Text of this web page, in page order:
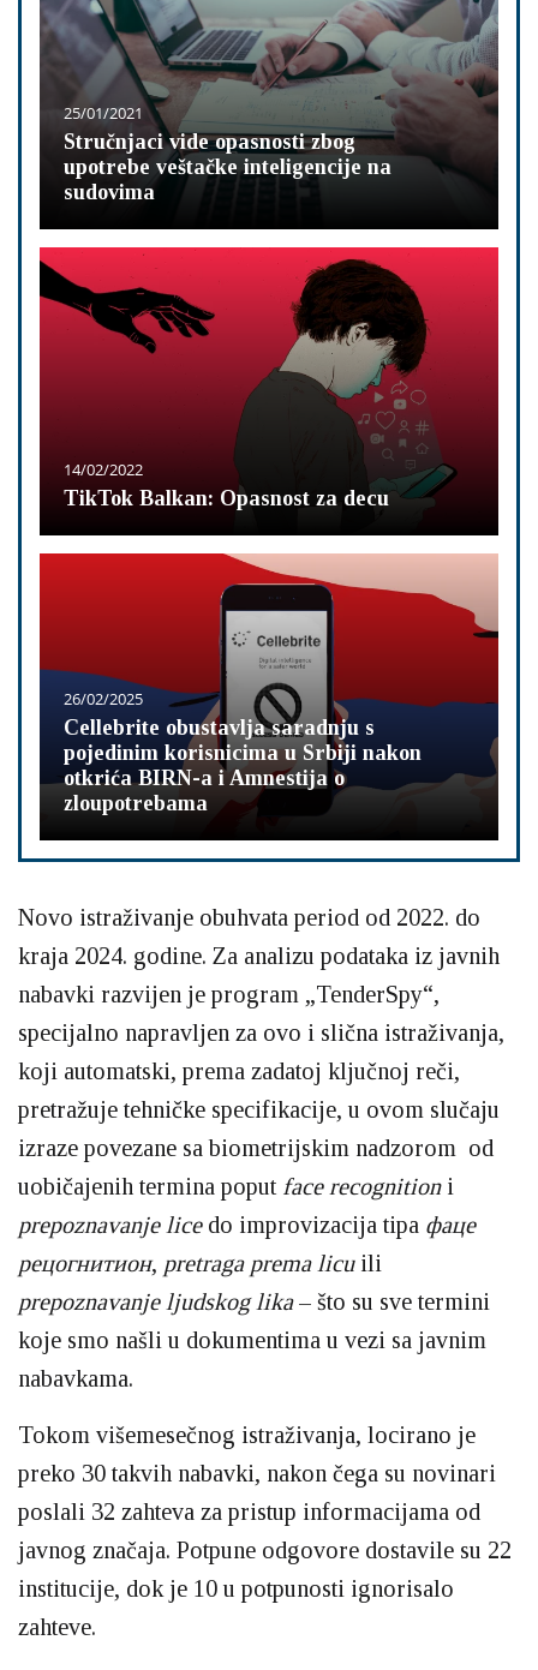
25/01/2021
Stručnjaci vide opasnosti zbog
upotrebe veštačke inteligencije na
sudovima
14/02/2022
TikTok Balkan: Opasnost za decu
26/02/2025
Cellebrite obustavlja saradnju s
pojedinim korisnicima u Srbiji nakon
otkrića BIRN-a i Amnestija o
zloupotrebama
Novo istraživanje obuhvata period od 2022. do
kraja 2024. godine. Za analizu podataka iz javnih
nabavki razvijen je program „TenderSpy“,
specijalno napravljen za ovo i slična istraživanja,
koji automatski, prema zadatoj ključnoj reči,
pretražuje tehničke specifikacije, u ovom slučaju
izraze povezane sa biometrijskim nadzorom od
uobičajenih termina poput face recognitioni
prepoznavanje licedo improvizacija tipa фаце
рецогнитион, pretraga prema licuili
prepoznavanje ljudskog lika– što su sve termini
koje smo našli u dokumentima u vezi sa javnim
nabavkama.
Tokom višemesečnog istraživanja, locirano je
preko 30 takvih nabavki, nakon čega su novinari
poslali 32 zahteva za pristup informacijama od
javnog značaja. Potpune odgovore dostavile su 22
institucije, dok je 10 u potpunosti ignorisalo
zahteve.